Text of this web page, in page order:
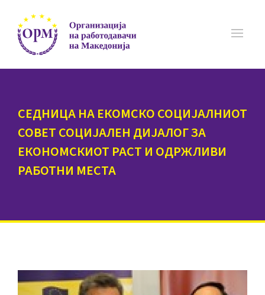
СЕДНИЦА НА ЕКОМСКО СОЦИЈАЛНИОТ
СОВЕТ СОЦИЈАЛЕН ДИЈАЛОГ ЗА
ЕКОНОМСКИОТ РАСТ И ОДРЖЛИВИ
РАБОТНИ МЕСТА